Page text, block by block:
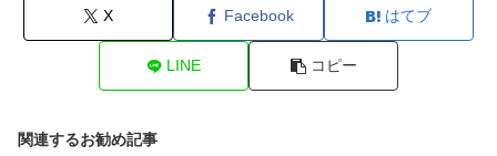
X Facebook はてブ
LINE コピー
関連するお勧め記事